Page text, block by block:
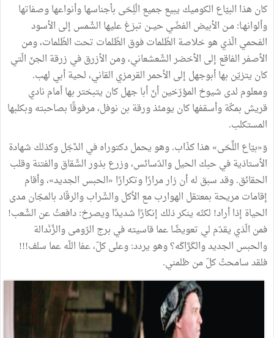
كان هذا البيّاع الكوميك يبيعجميع الّلِحَى بأجناسهاوأنواعهاوصفاتها
وألوانهـا:مـن الأبيض الفضّيحيــن تبزغعليها الشّمس إلى الأسود
الفحمي الّذي هوخلاصة الظّلماتفوق الظّلمات تحت الظّلمات،ومن
الأصفرالفاقع إلى الأخضرالشّعشعاني،ومن الأزرقفي زرقة الجنّ الّتي
كان يتزيّن بهاأبوجهل إلى الأحمرالقرمزي القاني،لحيةأبي لهب.
ومعلوم لدى شيوخ المؤرّخينأنّأباجهلكان يتبختربهاأمام نادي
قريش بمكّةوأسقفهاكان يومئذورقة بن نوفل،مرفوقًا بصاحبتهوبكلبها
المستكلب.
وَ«بيّاع اللِّحَى» هذاكذّاب.وهويحملدكتوراهفي الدَّجَلوكذلك شهادة
الأستاذيةفيحبك الحيلوالدّسائس،وزرع بذورالشّقاقوالفتنةوقلب
الحقائق.وقدسبق لهأن زارمرارًاوتكرارًا «الحبس الجديد»،وأقام
إقاماتمريحة بمعتقل الهواربمع الأكلوالشّرابوالرقّادبالمجّانمدى
الحياة إذاأراد! لكنّه ينكرذلك إنكارًا شديدًاويصرخ:دافعتُعن الشّعب!
فمن الّذي يقدّم لي تعويضًاعماقاسيتهفي برج الرّومىوالزِّنْدالة
والحبس الجديدوالكَرَّاكَه؟وهويردد:وعلىكلّ،عفا اللّهعما سلف!!!
فلقدسامحتُكلّمن ظلمني.